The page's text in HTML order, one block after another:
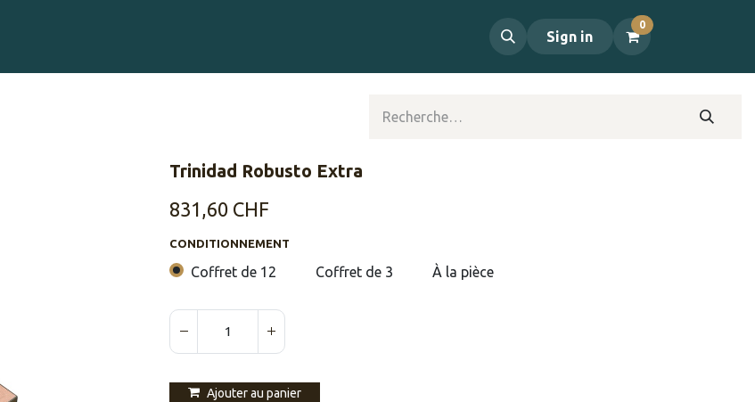
Sign in
0
Trinidad Robusto Extra
831,60 CHF
CONDITIONNEMENT
Coffret de 12 Coffret de 3 À la pièce
Ajouter au panier